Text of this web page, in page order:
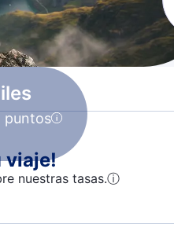
puntos
viaje!
nuestras tasas.ⓘ